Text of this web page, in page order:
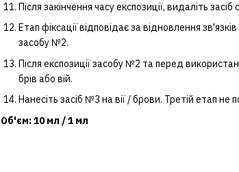
Після закінчення часу експозиції, видаліть
Етап фіксації відповідає за відновлення
засобу №2.
Після експозиції засобу №2 та перед
брів або вій.
Нанесіть засіб №3 на вії / брови. Третій етап
Об'єм: 10 мл / 1 мл